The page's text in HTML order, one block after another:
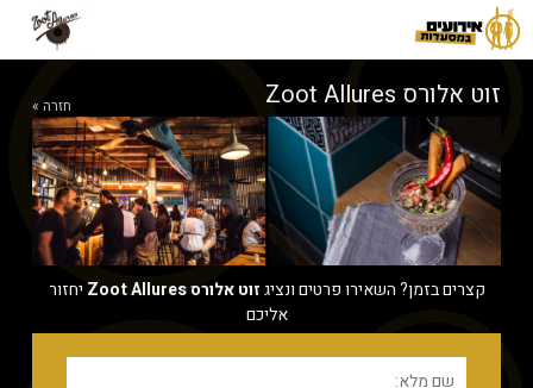
חזרה » זוט אלורס Zoot Allures
קצרים בזמן? השאירו פרטים ונציגזוט אלורס Zoot Allures
יחזור
אליכם